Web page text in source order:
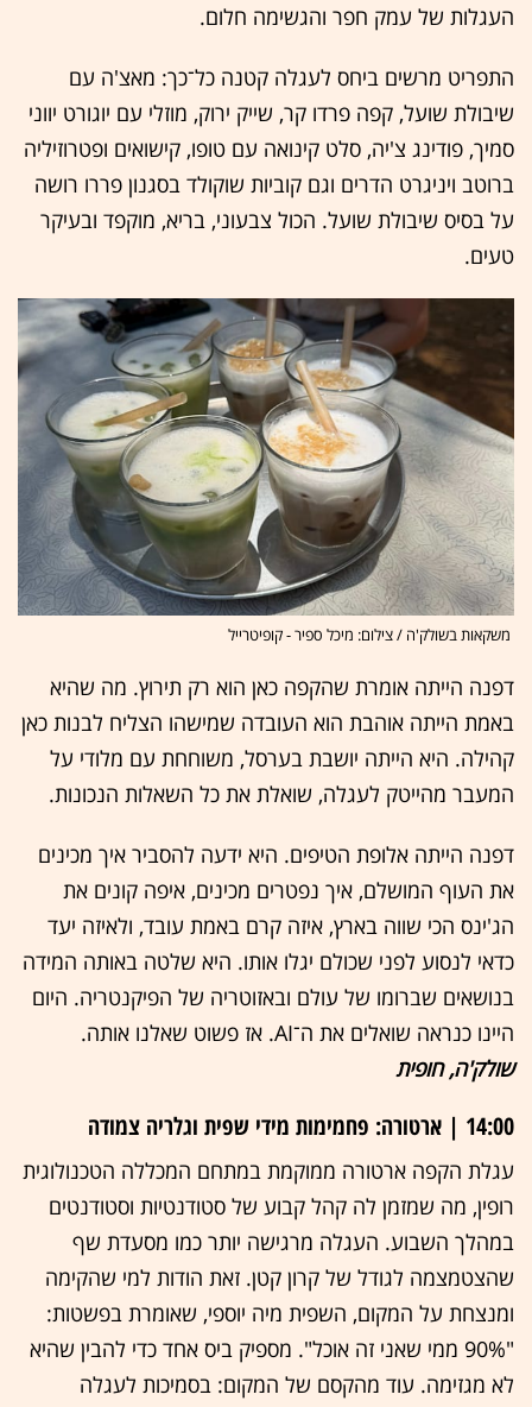
העגלות של עמק חפר והגשימה חלום.
התפריט מרשים ביחס לעגלה קטנה כל־כך: מאצ'ה עם
שיבולת שועל, קפה פרדו קר, שייק ירוק, מוזלי עם יוגורט יווני
סמיך, פודינג צ'יה, סלט קינואה עם טופו, קישואים ופטרוזיליה
ברוטב ויניגרט הדרים וגם קוביות שוקולד בסגנון פררו רושה
על בסיס שיבולת שועל. הכול צבעוני, בריא, מוקפד ובעיקר
טעים.
משקאות בשולק'ה / צילום: מיכל ספיר - קופיטרייל
דפנה הייתה אומרת שהקפה כאן הוא רק תירוץ. מה שהיא
באמת הייתה אוהבת הוא העובדה שמישהו הצליח לבנות כאן
קהילה. היא הייתה יושבת בערסל, משוחחת עם מלודי על
המעבר מהייטק לעגלה, שואלת את כל השאלות הנכונות.
דפנה הייתה אלופת הטיפים. היא ידעה להסביר איך מכינים
את העוף המושלם, איך נפטרים מכינים, איפה קונים את
הג'ינס הכי שווה בארץ, איזה קרם באמת עובד, ולאיזה יעד
כדאי לנסוע לפני שכולם יגלו אותו. היא שלטה באותה המידה
בנושאים שברומו של עולם ובאזוטריה של הפיקנטריה. היום
היינו כנראה שואלים את ה־AI. אז פשוט שאלנו אותה.
שולק'ה, חופית
14:00 | ארטורה: פחמימות מידי שפית וגלריה צמודה
עגלת הקפה ארטורה ממוקמת במתחם המכללה הטכנולוגית
רופין, מה שמזמן לה קהל קבוע של סטודנטיות וסטודנטים
במהלך השבוע. העגלה מרגישה יותר כמו מסעדת שף
שהצטמצמה לגודל של קרון קטן. זאת הודות למי שהקימה
ומנצחת על המקום, השפית מיה יוספי, שאומרת בפשטות:
"90% ממי שאני זה אוכל". מספיק ביס אחד כדי להבין שהיא
לא מגזימה. עוד מהקסם של המקום: בסמיכות לעגלה